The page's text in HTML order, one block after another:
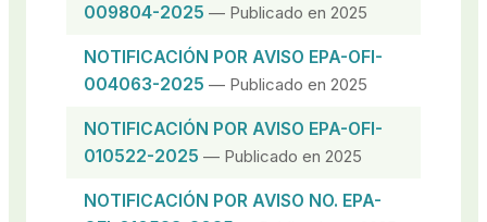
009804-2025 — Publicado en 2025
NOTIFICACIÓN POR AVISO EPA-OFI-
004063-2025 — Publicado en 2025
NOTIFICACIÓN POR AVISO EPA-OFI-
010522-2025 — Publicado en 2025
NOTIFICACIÓN POR AVISO NO. EPA-